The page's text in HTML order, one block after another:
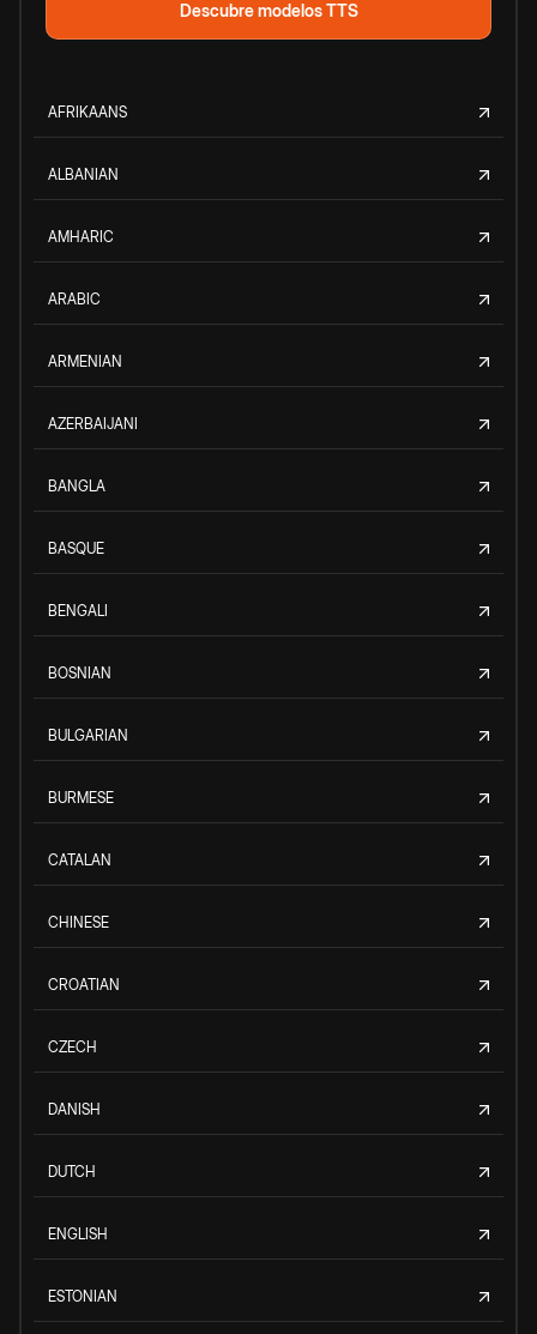
Descubre modelos TTS
AFRIKAANS
ALBANIAN
AMHARIC
ARABIC
ARMENIAN
AZERBAIJANI
BANGLA
BASQUE
BENGALI
BOSNIAN
BULGARIAN
BURMESE
CATALAN
CHINESE
CROATIAN
CZECH
DANISH
DUTCH
ENGLISH
ESTONIAN